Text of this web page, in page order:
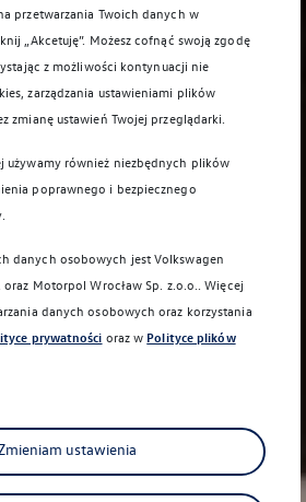
przetwarzania Twoich danych w
„Akcetuję”. Możesz cofnąć swoją zgodę
z możliwości kontynuacji nie
zarządzania ustawieniami plików
zmianę ustawień Twojej przeglądarki.
używamy również niezbędnych plików
poprawnego i bezpiecznego
danych osobowych jest Volkswagen
oraz Motorpol Wrocław Sp. z.o.o.. Więcej
danych osobowych oraz korzystania
prywatności oraz w Polityce plików
ustawienia